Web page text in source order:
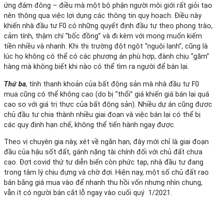
ứng đám đông – điều mà một bộ phận người môi giới rất giỏi tạo
nên thông qua việc lợi dụng các thông tin quy hoạch. Điều này
khiến nhà đầu tư F0 có những quyết định đầu tư theo phong trào,
cảm tính, thậm chí “bốc đồng” và đi kèm với mong muốn kiếm
tiền nhiều và nhanh. Khi thị trường đột ngột “nguội lạnh”, cũng là
lúc họ không có thể có các phương án phù hợp, đành chịu “găm”
hàng mà không biết khi nào có thể tìm ra người để bán lại.
Thứba, tính thanh khoản của bất động sản mà nhà đầu tư F0
mua cũng có thể không cao (do bị “thổi” giá khiến giá bán lại quá
cao so với giá trị thực của bất động sản). Nhiều dự án cũng được
chủ đầu tư chia thành nhiều giai đoạn và việc bán lại có thể bị
các quy định hạn chế, không thể tiến hành ngay được.
Theo vị chuyên gia này, xét về ngắn hạn, đây mới chỉ là giai đoạn
đầu của hậu sốt đất, gánh nặng tài chính đối với chủ đất chưa
cao. Đợt covid thứ tư diễn biến còn phức tạp, nhà đầu tư đang
trong tâm lý chịu đựng và chờ đợi. Hiện nay, một số chủ đất rao
bán bằng giá mua vào để nhanh thu hồi vốn nhưng nhìn chung,
vẫn ít có người bán cắt lỗ ngay vào cuối quý 1/2021.